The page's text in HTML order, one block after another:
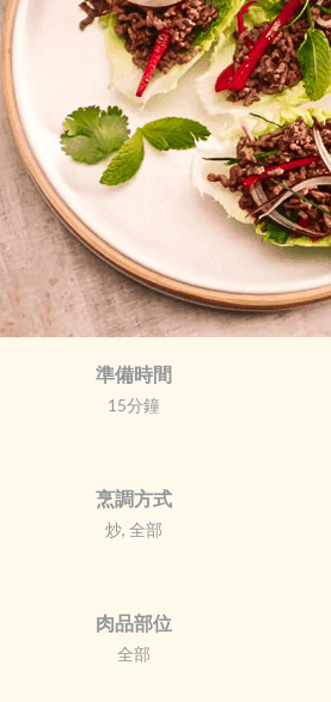
準備時間
15分鐘
烹調方式
炒, 全部
肉品部位
全部